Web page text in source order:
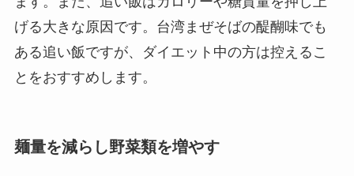
げる大きな原因です。台湾まぜそばの醍醐味でも
ある追い飯ですが、ダイエット中の方は控えるこ
とをおすすめします。
麺量を減らし野菜類を増やす